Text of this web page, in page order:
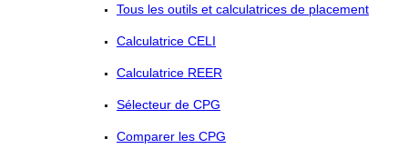
Tous les outils et calculatrices de placement
Calculatrice CELI
Calculatrice REER
Sélecteur de CPG
Comparer les CPG